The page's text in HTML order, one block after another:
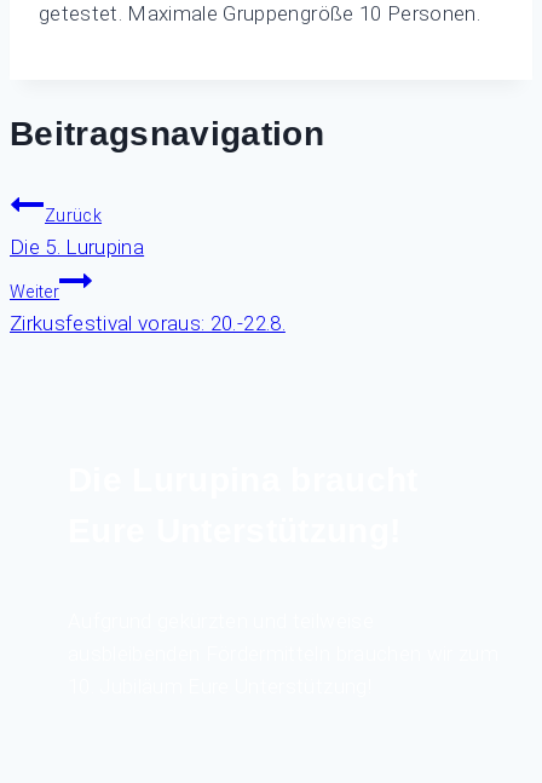
getestet. Maximale Gruppengröße 10 Personen.
Beitragsnavigation
Zurück
Die 5. Lurupina
Weiter
Zirkusfestival voraus: 20.-22.8.